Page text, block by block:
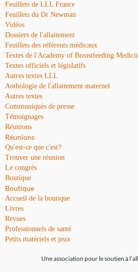
Feuillets de LLL France
Feuillets du Dr Newman
Vidéos
Dossiers de l'allaitement
Feuillets des référents médicaux
Textes de l'Academy of Breastfeeding
Textes officiels et législatifs
Autres textes LLL
Anthologie de l'allaitement maternel
Autres textes
Communiqués de presse
Témoignages
Réunions
Réunions
Qu'est-ce que c'est?
Trouver une réunion
Le congrès
Boutique
Boutique
Accueil de la boutique
Livres
Revues
Professionnels de santé
Petits matériels et jeux
Une association pour le soutien à